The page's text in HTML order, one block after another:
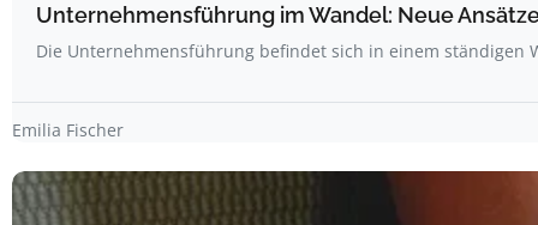
Unternehmensführung im Wandel: Neue
Die Unternehmensführung befindet sich in einem ständigen
Emilia Fischer